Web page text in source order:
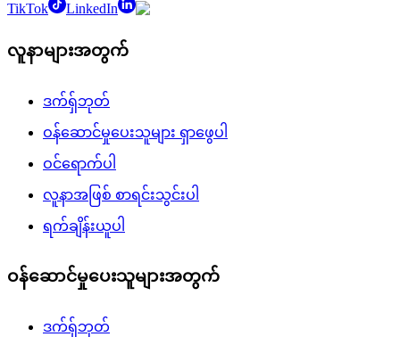
TikTok LinkedIn
လူနာများအတွက်
ဒက်ရှ်ဘုတ်
ဝန်ဆောင်မှုပေးသူများ ရှာဖွေပါ
ဝင်ရောက်ပါ
လူနာအဖြစ် စာရင်းသွင်းပါ
ရက်ချိန်းယူပါ
ဝန်ဆောင်မှုပေးသူများအတွက်
ဒက်ရှ်ဘုတ်